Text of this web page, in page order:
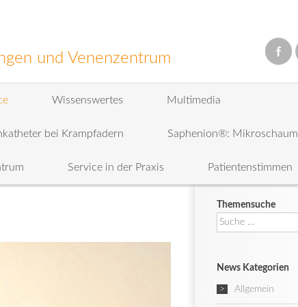
und Venenzentrum
Wissenswertes Multimedia
bei Krampfadern Saphenion®: Mikroschaum
Service in der Praxis Patientenstimmen
Themensuche
Suche
nach:
News Kategorien
Allgemein